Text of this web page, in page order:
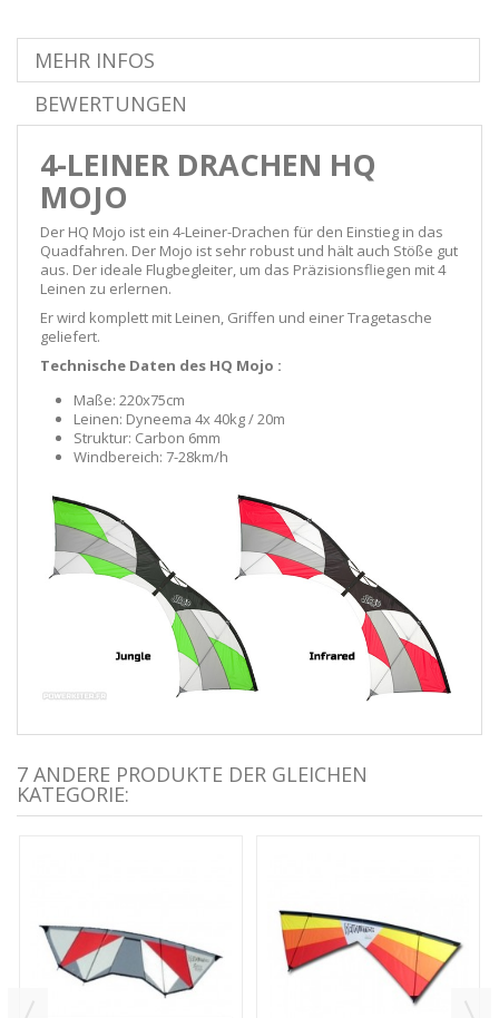
MEHR INFOS
BEWERTUNGEN
4-LEINER DRACHEN HQ
MOJO
Der HQ Mojo ist ein 4-Leiner-Drachen für den Einstieg in das
Quadfahren. Der Mojo ist sehr robust und hält auch Stöße gut
aus. Der ideale Flugbegleiter, um das Präzisionsfliegen mit 4
Leinen zu erlernen.
Er wird komplett mit Leinen, Griffen und einer Tragetasche
geliefert.
Technische Daten des HQ Mojo :
Maße: 220x75cm
Leinen: Dyneema 4x 40kg / 20m
Struktur: Carbon 6mm
Windbereich: 7-28km/h
7 ANDERE PRODUKTE DER GLEICHEN
KATEGORIE: